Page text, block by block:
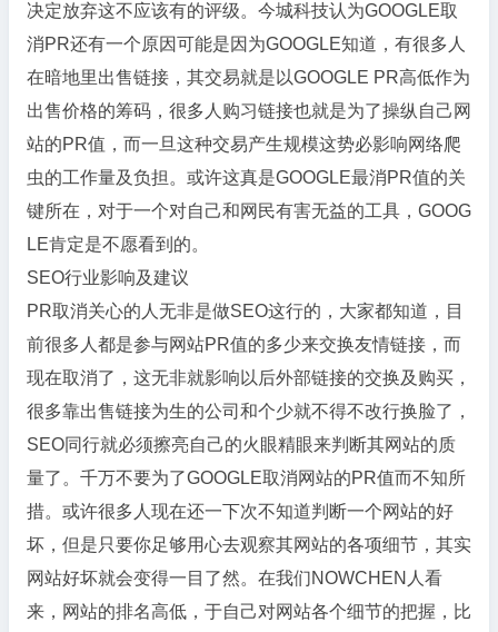
决定放弃这不应该有的评级。今城科技认为GOOGLE取
消PR还有一个原因可能是因为GOOGLE知道，有很多人
在暗地里出售链接，其交易就是以GOOGLE PR高低作为
出售价格的筹码，很多人购习链接也就是为了操纵自己网
站的PR值，而一旦这种交易产生规模这势必影响网络爬
虫的工作量及负担。或许这真是GOOGLE最消PR值的关
键所在，对于一个对自己和网民有害无益的工具，GOOG
LE肯定是不愿看到的。
SEO行业影响及建议
PR取消关心的人无非是做SEO这行的，大家都知道，目
前很多人都是参与网站PR值的多少来交换友情链接，而
现在取消了，这无非就影响以后外部链接的交换及购买，
很多靠出售链接为生的公司和个少就不得不改行换脸了，
SEO同行就必须擦亮自己的火眼精眼来判断其网站的质
量了。千万不要为了GOOGLE取消网站的PR值而不知所
措。或许很多人现在还一下次不知道判断一个网站的好
坏，但是只要你足够用心去观察其网站的各项细节，其实
网站好坏就会变得一目了然。在我们NOWCHEN人看
来，网站的排名高低，于自己对网站各个细节的把握，比